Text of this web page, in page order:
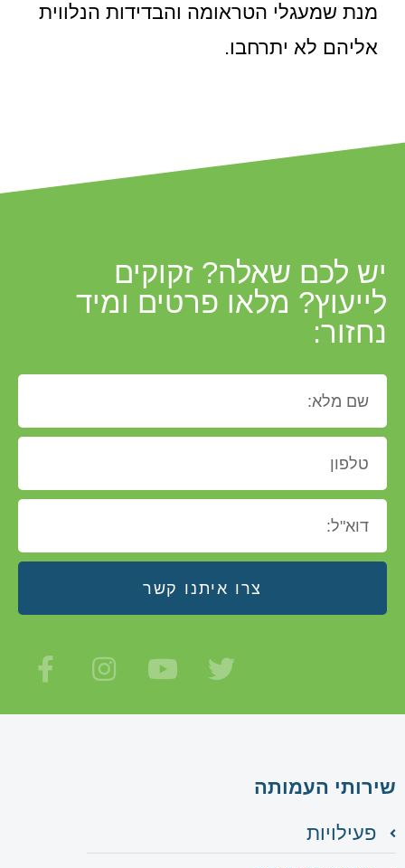
מנת שמעגלי הטראומה והבדידות הנלווית
אליהם לא יתרחבו.
יש לכם שאלה? זקוקים
לייעוץ? מלאו פרטים ומיד
נחזור:
צרו איתנו קשר
שירותי העמותה
פעילויות